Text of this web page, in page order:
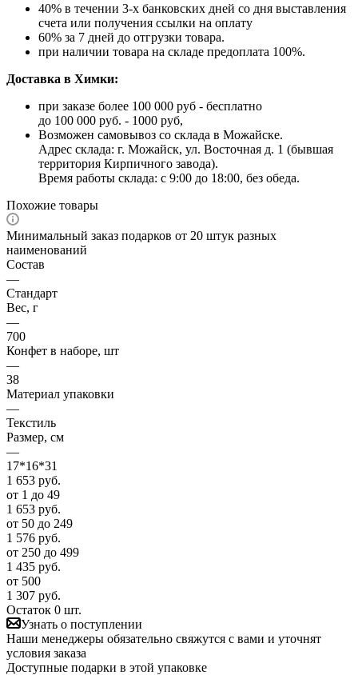
40% в течении 3-х банковских дней со дня выставления
счета или получения ссылки на оплату
60% за 7 дней до отгрузки товара.
при наличии товара на складе предоплата 100%.
Доставка в Химки:
при заказе более 100 000 руб - бесплатно
до 100 000 руб. - 1000 руб,
Возможен самовывоз со склада в Можайске.
Адрес склада: г. Можайск, ул. Восточная д. 1 (бывшая
территория Кирпичного завода).
Время работы склада: с 9:00 до 18:00, без обеда.
Похожие товары
Минимальный заказ подарков от 20 штук разных
наименований
Состав
—
Стандарт
Вес, г
—
700
Конфет в наборе, шт
—
38
Материал упаковки
—
Текстиль
Размер, см
—
17*16*31
1 653 руб.
от 1 до 49
1 653 руб.
от 50 до 249
1 576 руб.
от 250 до 499
1 435 руб.
от 500
1 307 руб.
Остаток 0 шт.
Узнать о поступлении
Наши менеджеры обязательно свяжутся с вами и уточнят
условия заказа
Доступные подарки в этой упаковке